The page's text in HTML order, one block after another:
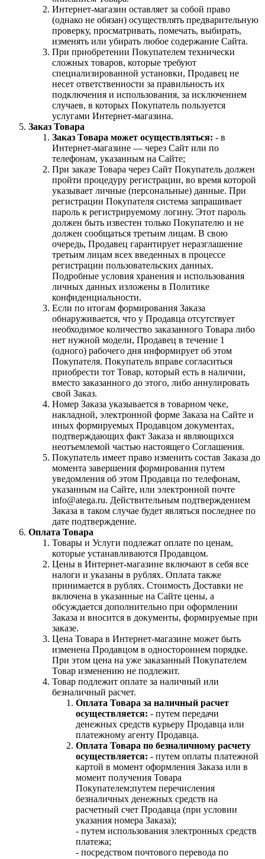
Интернет-магазин оставляет за собой право
(однако не обязан) осуществлять предварительную
проверку, просматривать, помечать, выбирать,
изменять или убирать любое содержание Сайта.
При приобретении Покупателем технически
сложных товаров, которые требуют
специализированной установки, Продавец не
несет ответственности за правильность их
подключения и использования, за исключением
случаев, в которых Покупатель пользуется
услугами Интернет-магазина.
Заказ Товара
Заказ Товара может осуществляться: - в
Интернет-магазине — через Сайт или по
телефонам, указанным на Сайте;
При заказе Товара через Сайт Покупатель должен
пройти процедуру регистрации, во время которой
указывает личные (персональные) данные. При
регистрации Покупателя система запрашивает
пароль к регистрируемому логину. Этот пароль
должен быть известен только Покупателю и не
должен сообщаться третьим лицам. В свою
очередь, Продавец гарантирует неразглашение
третьим лицам всех введенных в процессе
регистрации пользовательских данных.
Подробные условия хранения и использования
личных данных изложены в Политике
конфиденциальности.
Если по итогам формирования Заказа
обнаруживается, что у Продавца отсутствует
необходимое количество заказанного Товара либо
нет нужной модели, Продавец в течение 1
(одного) рабочего дня информирует об этом
Покупателя. Покупатель вправе согласиться
приобрести тот Товар, который есть в наличии,
вместо заказанного до этого, либо аннулировать
свой Заказ.
Номер Заказа указывается в товарном чеке,
накладной, электронной форме Заказа на Сайте и
иных формируемых Продавцом документах,
подтверждающих факт Заказа и являющихся
неотъемлемой частью настоящего Соглашения.
Покупатель имеет право изменить состав Заказа до
момента завершения формирования путем
уведомления об этом Продавца по телефонам,
указанным на Сайте, или электронной почте
info@atega.ru. Действительным подтверждением
Заказа в таком случае будет являться последнее по
дате подтверждение.
Оплата Товара
Товары и Услуги подлежат оплате по ценам,
которые устанавливаются Продавцом.
Цены в Интернет-магазине включают в себя все
налоги и указаны в рублях. Оплата также
принимается в рублях. Стоимость Доставки не
включена в указанные на Сайте цены, а
обсуждается дополнительно при оформлении
Заказа и вносится в документы, формируемые при
заказе.
Цена Товара в Интернет-магазине может быть
изменена Продавцом в одностороннем порядке.
При этом цена на уже заказанный Покупателем
Товар изменению не подлежит.
Товар подлежит оплате за наличный или
безналичный расчет.
Оплата Товара за наличный расчет
осуществляется: - путем передачи
денежных средств курьеру Продавца или
платежному агенту Продавца.
Оплата Товара по безналичному расчету
осуществляется: - путем оплаты платежной
картой в момент оформления Заказа или в
момент получения Товара
Покупателем;путем перечисления
безналичных денежных средств на
расчетный счет Продавца (при условии
указания номера Заказа);
- путем использования электронных средств
платежа;
- посредством почтового перевода по